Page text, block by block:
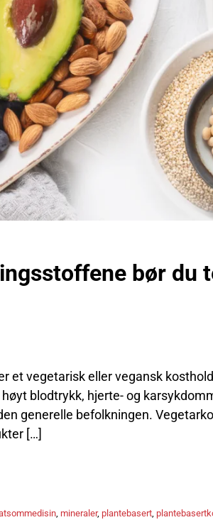
bør du
et vegetarisk eller vegansk
blodtrykk, hjerte- og
generelle befolkningen.
[…]
mineraler, plantebasert